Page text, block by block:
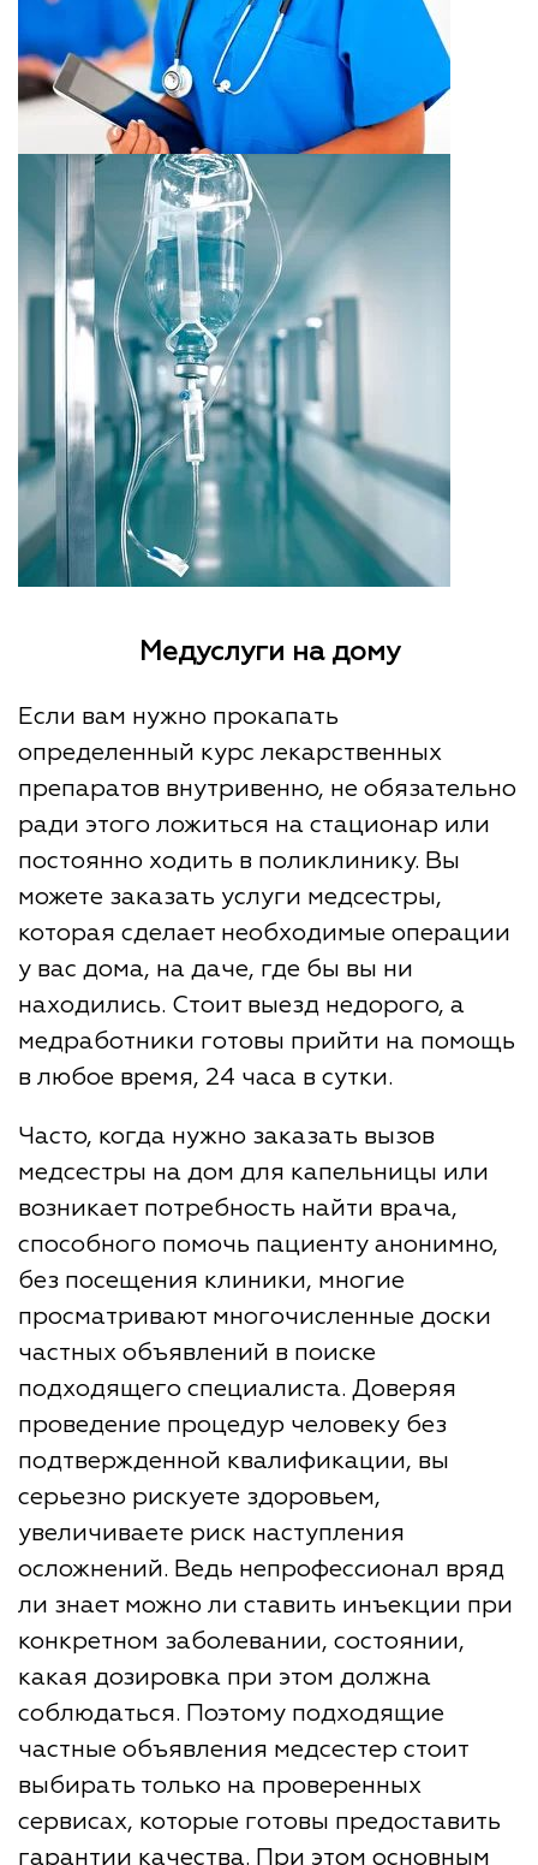
Медуслуги на дому
Если вам нужно прокапать
определенный курс лекарственных
препаратов внутривенно, не обязательно
ради этого ложиться на стационар или
постоянно ходить в поликлинику. Вы
можете заказать услуги медсестры,
которая сделает необходимые операции
у вас дома, на даче, где бы вы ни
находились. Стоит выезд недорого, а
медработники готовы прийти на помощь
в любое время, 24 часа в сутки.
Часто, когда нужно заказать вызов
медсестры на дом для капельницы или
возникает потребность найти врача,
способного помочь пациенту анонимно,
без посещения клиники, многие
просматривают многочисленные доски
частных объявлений в поиске
подходящего специалиста. Доверяя
проведение процедур человеку без
подтвержденной квалификации, вы
серьезно рискуете здоровьем,
увеличиваете риск наступления
осложнений. Ведь непрофессионал вряд
ли знает можно ли ставить инъекции при
конкретном заболевании, состоянии,
какая дозировка при этом должна
соблюдаться. Поэтому подходящие
частные объявления медсестер стоит
выбирать только на проверенных
сервисах, которые готовы предоставить
гарантии качества. При этом основным